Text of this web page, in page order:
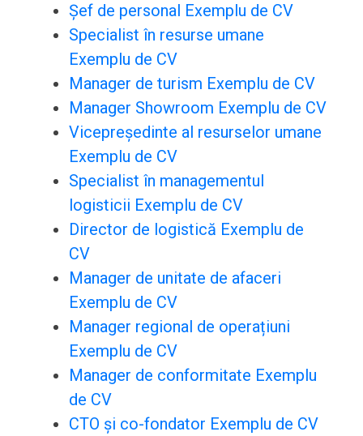
Șef de personal Exemplu de CV
Specialist în resurse umane
Exemplu de CV
Manager de turism Exemplu de CV
Manager Showroom Exemplu de CV
Vicepreședinte al resurselor umane
Exemplu de CV
Specialist în managementul
logisticii Exemplu de CV
Director de logistică Exemplu de
CV
Manager de unitate de afaceri
Exemplu de CV
Manager regional de operațiuni
Exemplu de CV
Manager de conformitate Exemplu
de CV
CTO și co-fondator Exemplu de CV